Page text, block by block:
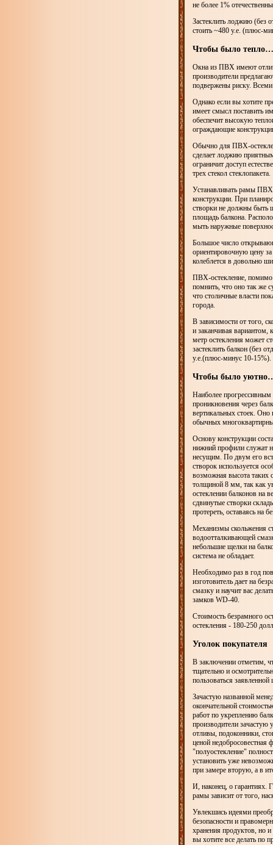
не более 1%
Застеклить лоджию (без
стоить ~480 у.е. (плюс-
Чтобы было тепло…
Окна из ПВХ имеют
производители
подвержены риску.
Однако если вы хотите
имеет смысл поставить
обеспечит высокую
ограждающие
Обычно для ПВХ-
сделает лоджию
ограничит доступ
трех стекол стеклопакета.
Устанавливать рамы ПВХ-
конструкции. При
створки не должны быть
площадь балкона.
мыть наружные
Большое число
ориентировочную цену
колеблется в довольно
ПВХ-остекление, помимо
помнить, что оно так же
что столичные власти
города.
В зависимости от того,
и заканчивая вариантом,
метр остекления может
застеклить балкон (без
у.е.(плюс-минус 10-15%).
Чтобы было
Наиболее прогрессивным
проникновения через
вертикальных стоек. Оно
обычных
Основу конструкции
нижний профили служат
несущим. По двум его
створок используется
возможная высота таких
толщиной 8 мм, так как
остеклении балконов на
сдвинутые створки
протереть, оставаясь на
Механизмы скольжения
водоотталкивающей
небольшие щелки на
система не обладает.
Необходимо раз в год
изготовитель дает на
смазку и научит вас
замков WD-40.
Стоимость безрамного
остекления - 180-250
Уголок покупателя
В заключении отметим,
тщательно и
пользоваться
Зачастую названной
окончательной
работ по укреплению
производители зачастую
отливы, подоконники,
ценой недобросовестная
"полуостекление"
установить уже
при замере вторую, а в
И, наконец, о гарантиях.
рамы зависит от того,
Увлекшись идеями
безопасности и
хранения продуктов, но
вы хотите все делать по